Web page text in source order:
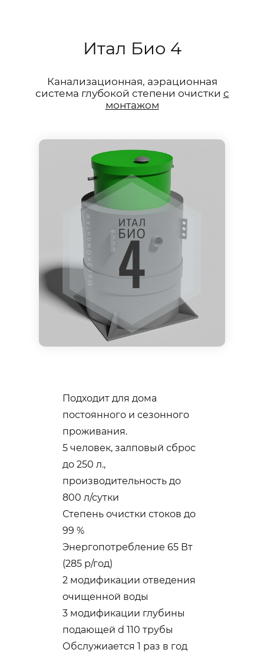
Итал Био 4
Канализационная, аэрационная
система глубокой степени очистки с
монтажом
Подходит для дома
постоянного и сезонного
проживания.
5 человек, залповый сброс
до 250 л.,
производительность до
800 л/сутки
Степень очистки стоков до
99 %
Энергопотребление 65 Вт
(285 р/год)
2 модификации отведения
очищенной воды
3 модификации глубины
подающей d 110 трубы
Обслужиается 1 раз в год